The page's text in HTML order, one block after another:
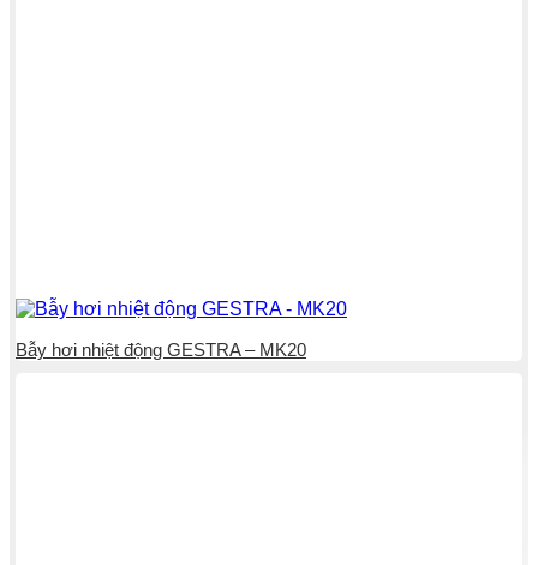
Bẫy hơi nhiệt động GESTRA – MK20